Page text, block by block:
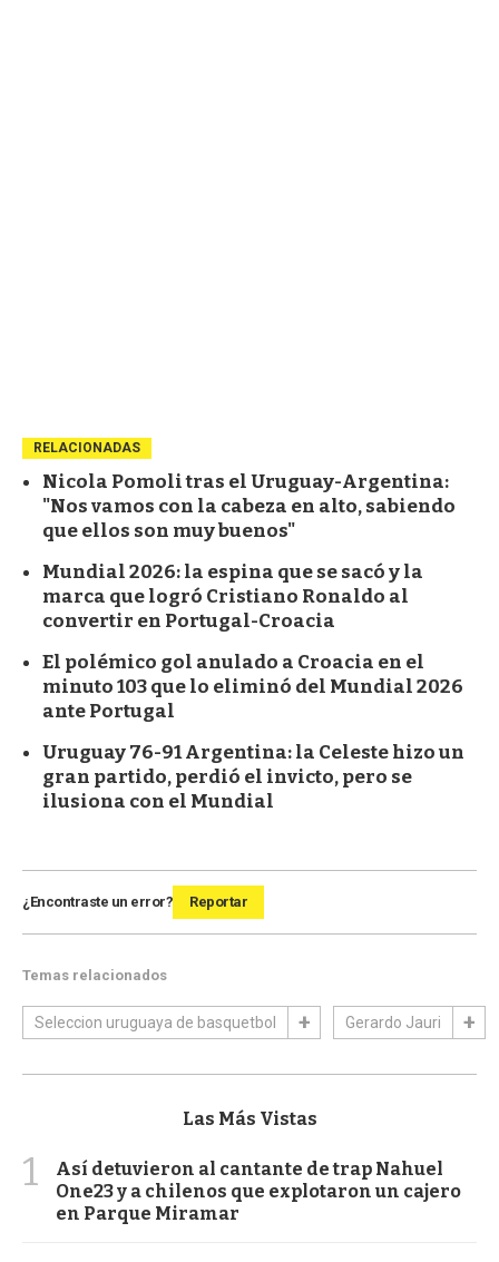
RELACIONADAS
Nicola Pomoli tras el Uruguay-Argentina:
"Nos vamos con la cabeza en alto, sabiendo
que ellos son muy buenos"
Mundial 2026: la espina que se sacó y la
marca que logró Cristiano Ronaldo al
convertir en Portugal-Croacia
El polémico gol anulado a Croacia en el
minuto 103 que lo eliminó del Mundial 2026
ante Portugal
Uruguay 76-91 Argentina: la Celeste hizo un
gran partido, perdió el invicto, pero se
ilusiona con el Mundial
¿Encontraste un error? Reportar
Temas relacionados
Seleccion uruguaya de basquetbol Gerardo Jauri
Las Más Vistas
1
Así detuvieron al cantante de trap Nahuel
One23 y a chilenos que explotaron un cajero
en Parque Miramar